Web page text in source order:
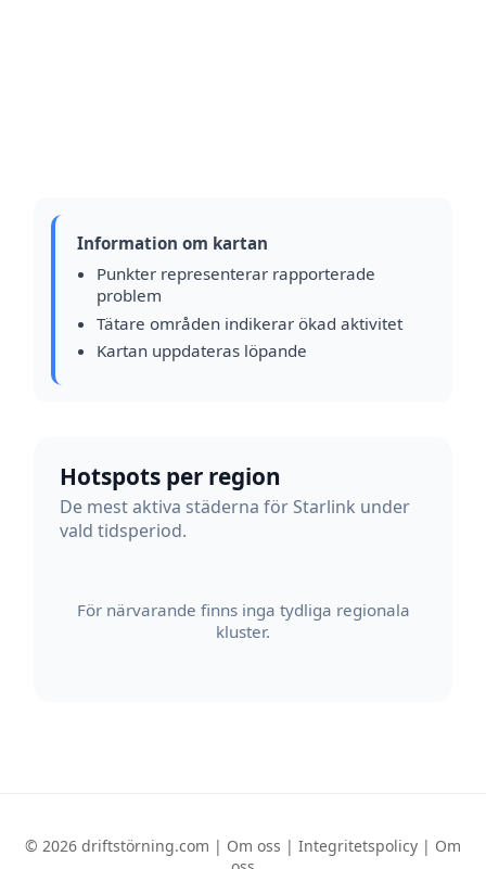
Information om kartan
Punkter representerar rapporterade
problem
Tätare områden indikerar ökad aktivitet
Kartan uppdateras löpande
Hotspots per region
De mest aktiva städerna för Starlink under
vald tidsperiod.
För närvarande finns inga tydliga regionala
kluster.
© 2026 driftstörning.com | Om oss | Integritetspolicy | Om